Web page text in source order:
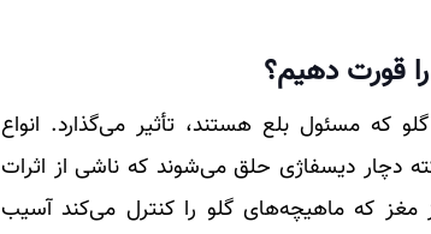
قورت دهیم؟
که مسئول بلع هستند، تأثیر می‌گذارد. انواع
دچار دیسفاژی حلق می‌شوند که ناشی از اثرات
که ماهیچه‌های گلو را کنترل می‌کند آسیب